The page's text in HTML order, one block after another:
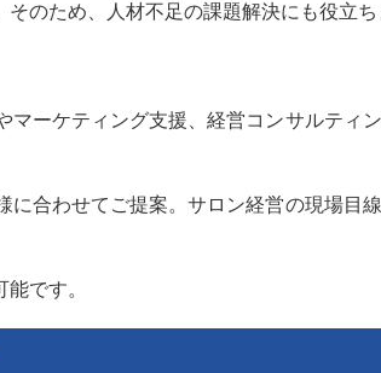
のため、人材不足の課題解決にも役立ち
ーケティング支援、経営コンサルティン
合わせてご提案。サロン経営の現場目
です。